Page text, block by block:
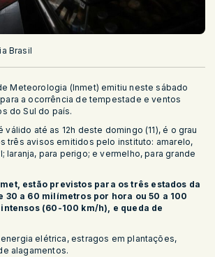
Brasil
Meteorologia (Inmet) emitiu neste sábado
para a ocorrência de tempestade e ventos
do Sul do país.
válido até as 12h deste domingo (11), é o grau
três avisos emitidos pelo instituto: amarelo,
laranja, para perigo; e vermelho, para grande
estão previstos para os três estados da
30 a 60 milímetros por hora ou 50 a 100
(60-100 km/h), e queda de
elétrica, estragos em plantações,
alagamentos.